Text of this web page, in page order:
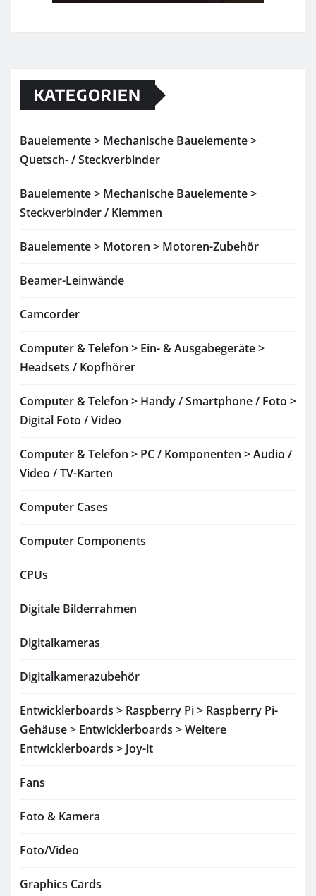
KATEGORIEN
Bauelemente > Mechanische Bauelemente >
Quetsch- / Steckverbinder
Bauelemente > Mechanische Bauelemente >
Steckverbinder / Klemmen
Bauelemente > Motoren > Motoren-Zubehör
Beamer-Leinwände
Camcorder
Computer & Telefon > Ein- & Ausgabegeräte >
Headsets / Kopfhörer
Computer & Telefon > Handy / Smartphone / Foto >
Digital Foto / Video
Computer & Telefon > PC / Komponenten > Audio /
Video / TV-Karten
Computer Cases
Computer Components
CPUs
Digitale Bilderrahmen
Digitalkameras
Digitalkamerazubehör
Entwicklerboards > Raspberry Pi > Raspberry Pi-
Gehäuse > Entwicklerboards > Weitere
Entwicklerboards > Joy-it
Fans
Foto & Kamera
Foto/Video
Graphics Cards